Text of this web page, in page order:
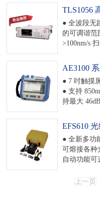
USB、GP-
作，更好的
建设自动化
TLS1056
● 全波段无
的可调谐范
>100nm/s
态； ● 内
度。
AE3100
型 / 多模
(OTDR)
● 7 吋触摸
● 支持
持最大
测量、4
全的用户数
SD 等； ●
微镜、稳
等功能测试
路器测试
EFS610
● 全新多功
可熔接各种
自动功能
重量轻；
上一页